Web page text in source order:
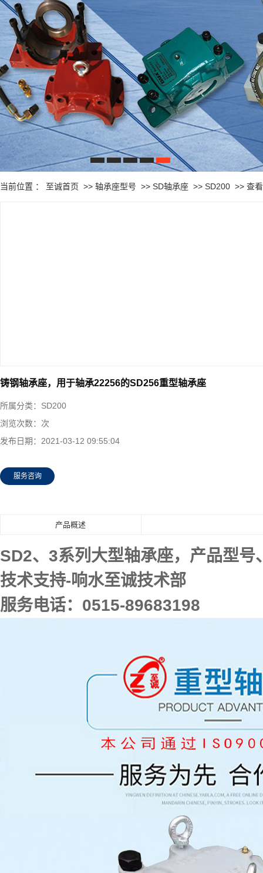
1 2 3 4 5
当前位置 ： 至诚首页 >> 轴承座型号 >> SD轴承座 >> SD200 >> 查
铸钢轴承座，用于轴承22256的SD256重型轴承座
所属分类： SD200
浏览次数： 次
发布日期： 2021-03-12 09:55:04
服务咨询
产品概述
SD2、3系列大型轴承座，产品型号
技术支持-响水至诚技术部
服务电话：0515-89683198